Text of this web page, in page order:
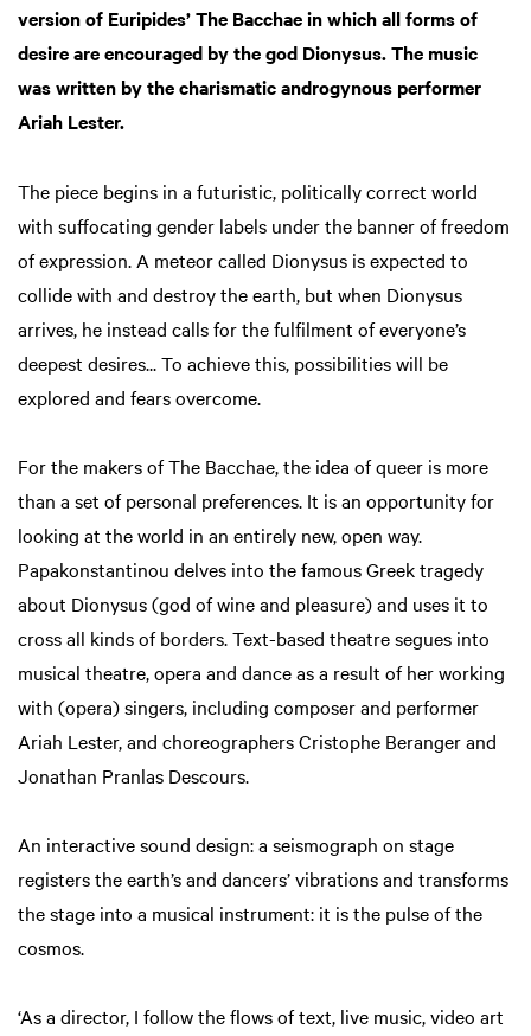
version of Euripides’ The Bacchae in which all forms of
desire are encouraged by the god Dionysus. The music
was written by the charismatic androgynous performer
Ariah Lester.
The piece begins in a futuristic, politically correct world
with suffocating gender labels under the banner of freedom
of expression. A meteor called Dionysus is expected to
collide with and destroy the earth, but when Dionysus
arrives, he instead calls for the fulfilment of everyone’s
deepest desires... To achieve this, possibilities will be
explored and fears overcome.
For the makers of The Bacchae, the idea of queer is more
than a set of personal preferences. It is an opportunity for
looking at the world in an entirely new, open way.
Papakonstantinou delves into the famous Greek tragedy
about Dionysus (god of wine and pleasure) and uses it to
cross all kinds of borders. Text-based theatre segues into
musical theatre, opera and dance as a result of her working
with (opera) singers, including composer and performer
Ariah Lester, and choreographers Cristophe Beranger and
Jonathan Pranlas Descours.
An interactive sound design: a seismograph on stage
registers the earth’s and dancers’ vibrations and transforms
the stage into a musical instrument: it is the pulse of the
cosmos.
‘As a director, I follow the flows of text, live music, video art